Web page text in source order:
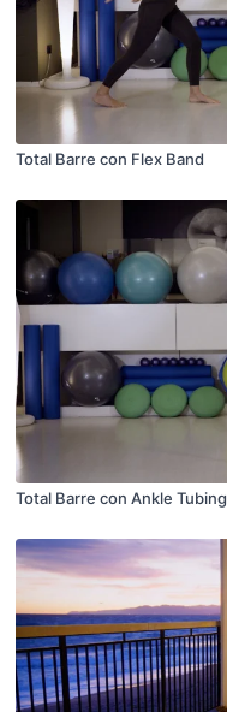
Total Barre con Flex Band
Total Barre con Ankle Tubing